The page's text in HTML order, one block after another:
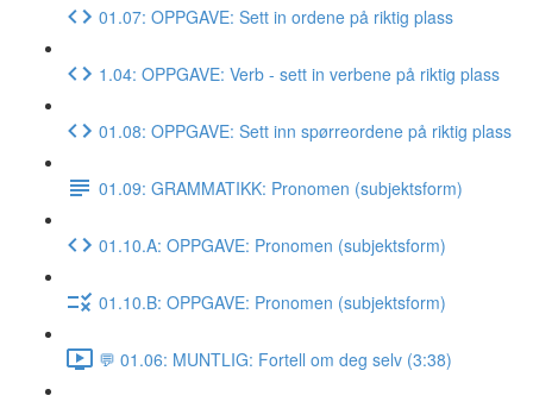
01.07: OPPGAVE: Sett in ordene på riktig plass
1.04: OPPGAVE: Verb - sett in verbene på riktig plass
01.08: OPPGAVE: Sett inn spørreordene på riktig plass
01.09: GRAMMATIKK: Pronomen (subjektsform)
01.10.A: OPPGAVE: Pronomen (subjektsform)
01.10.B: OPPGAVE: Pronomen (subjektsform)
💬 01.06: MUNTLIG: Fortell om deg selv (3:38)